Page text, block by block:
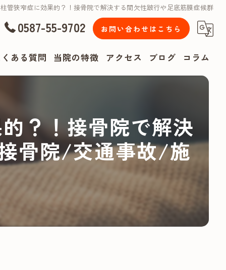
管狭窄症に効果的？！接骨院で解決する間欠性跛行や足底筋膜症候群
0587-55-9702 お問い合わせはこちら
くある質問 当院の特徴
腰痛
肩こり
頭痛
リハビリ
アクセス ブログ コラム
？！接骨院で解決
骨院/交通事故/施